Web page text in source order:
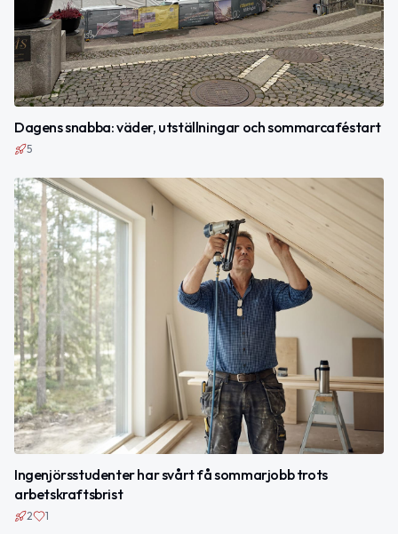
Dagens snabba: väder, utställningar och sommarcaféstart
5
Ingenjörsstudenter har svårt få sommarjobb trots
arbetskraftsbrist
2 1